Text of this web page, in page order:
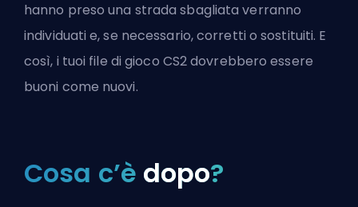
hanno preso una strada sbagliata verranno
individuati e, se necessario, corretti o sostituiti. E
così, i tuoi file di gioco CS2 dovrebbero essere
buoni come nuovi.
Cosa c’è dopo?